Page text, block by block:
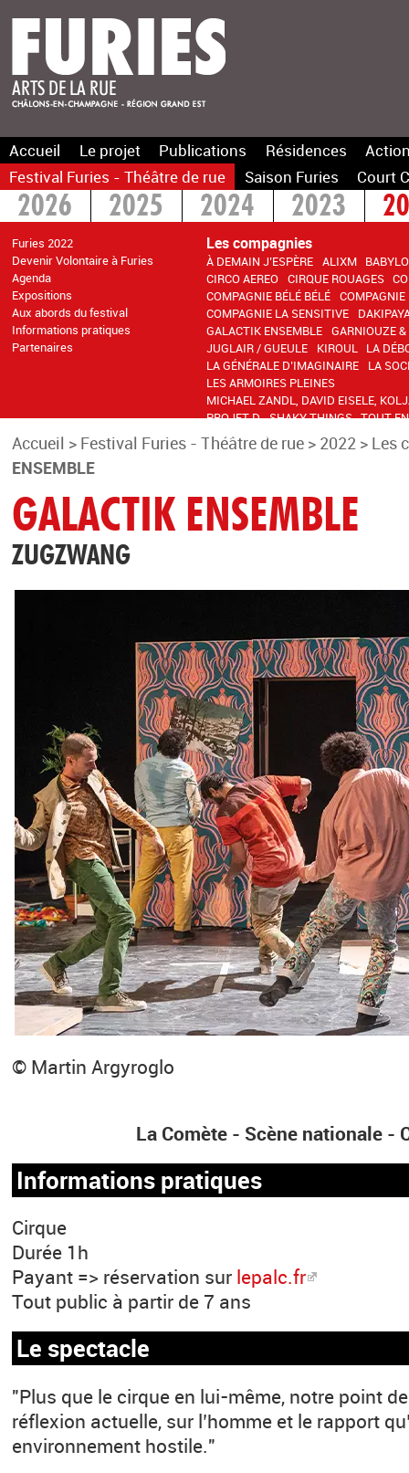
Accueil Le projet Publications Résidences
Festival Furies - Théâtre de rue
Saison Furies Court
2026 2025 2024 2023
Furies 2022
Devenir Volontaire à Furies
Agenda
Expositions
Aux abords du festival
Informations pratiques
Partenaires
Les compagnies
À DEMAIN J’ESPÈRE ALIXM
CIRCO AEREO CIRQUE ROUAGES
COMPAGNIE BÉLÉ BÉLÉ COMPAGNIE
COMPAGNIE LA SENSITIVE
GALACTIK ENSEMBLE GARNIOUZE
JUGLAIR / GUEULE
KIROUL
LA
LA GÉNÉRALE D’IMAGINAIRE
LA
LES ARMOIRES PLEINES
MICHAEL ZANDL, DAVID EISELE,
PROJET D SHAKY THINGS TOUT
VOUS REVOIR
2016 >2014
Accueil > Festival Furies - Théâtre de rue > 2022 > Les
ENSEMBLE
GALACTIK ENSEMBLE
ZUGZWANG
© Martin Argyroglo
La Comète - Scène nationale -
Informations pratiques
Cirque
Durée 1h
Payant => réservation sur lepalc.fr
Tout public à partir de 7 ans
Le spectacle
"Plus que le cirque en lui-même, notre point
réﬂexion actuelle, sur l’homme et le rapport
environnement hostile."